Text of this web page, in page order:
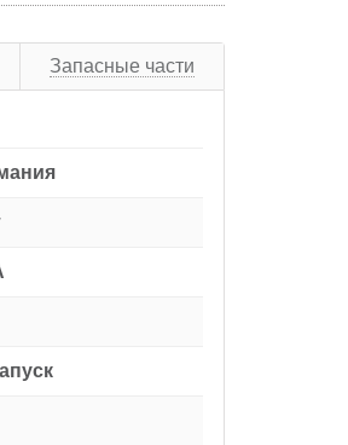
Запасные части